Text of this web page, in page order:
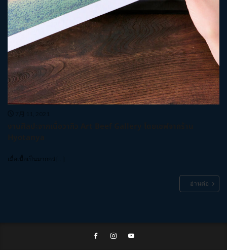
เมื่อเนื้อเป็นมากกว่ […]
อ่านต่อ